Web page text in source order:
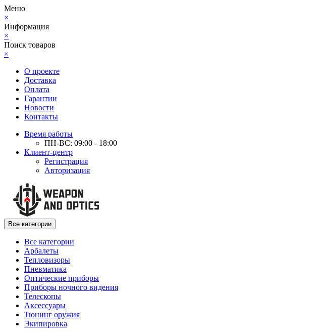
Меню
×
Информация
×
Поиск товаров
×
О проекте
Доставка
Оплата
Гарантии
Новости
Контакты
Время работы
ПН-ВС: 09:00 - 18:00
Клиент-центр
Регистрация
Авторизация
Все категории
Все категории
Арбалеты
Тепловизоры
Пневматика
Оптические приборы
Приборы ночного видения
Телескопы
Аксессуары
Тюнинг оружия
Экипировка